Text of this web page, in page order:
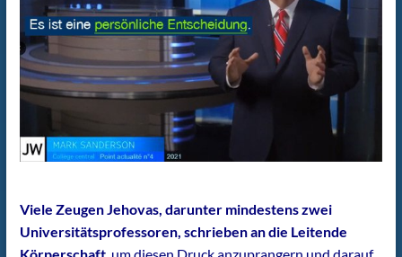
Viele Zeugen Jehovas, darunter mindestens zwei
Universitätsprofessoren, schrieben an die Leitende
Körperschaft, um diesen Druck anzuprangern und darauf